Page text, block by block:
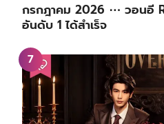
กรกฎาคม 2026 ⋯ วอนอี
อันดับ 1 ได้สำเร็จ